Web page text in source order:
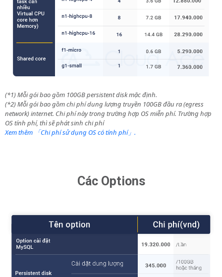
(*1) Mỗi gói bao gồm 100GB persistent disk mặc định.
(*2) Mỗi gói bao gồm chi phí dung lượng truyền 100GB đầu ra (egress
network) internet. Chi phí này trong trường hợp OS miễn phí. Trường hợp
OS tính phí, thì sẽ phát sinh chi phí
Xem thêm 「Chi phí sử dụng OS có tính phí」.
Các Options